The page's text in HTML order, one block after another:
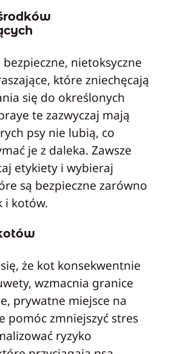
nietoksyczne
które zniechęcają
się do określonych
te zazwyczaj mają
psy nie lubią, co
je z daleka. Zawsze
etykiety i wybieraj
są bezpieczne zarówno
i kotów.
że kot konsekwentnie
wzmacnia granice
prywatne miejsce na
pomóc zmniejszyć stres
ryzyko